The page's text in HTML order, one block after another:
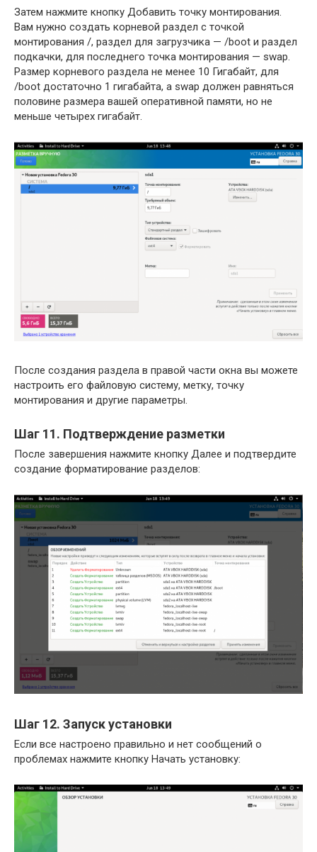
Затем нажмите кнопку Добавить точку монтирования.
Вам нужно создать корневой раздел с точкой
монтирования /, раздел для загрузчика — /boot и раздел
подкачки, для последнего точка монтирования — swap.
Размер корневого раздела не менее 10 Гигабайт, для
/boot достаточно 1 гигабайта, а swap должен равняться
половине размера вашей оперативной памяти, но не
меньше четырех гигабайт.
После создания раздела в правой части окна вы можете
настроить его файловую систему, метку, точку
монтирования и другие параметры.
Шаг 11. Подтверждение разметки
После завершения нажмите кнопку Далее и подтвердите
создание форматирование разделов:
Шаг 12. Запуск установки
Если все настроено правильно и нет сообщений о
проблемах нажмите кнопку Начать установку: